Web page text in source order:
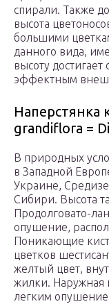
спирали. Также
высота
большими
данного вида,
высоту
эффектным
Наперстянка
grandiflora =
В природных
в Западной
Украине,
Сибири. Высота
Продолговато-
опушение,
Поникающие
цветков
желтый цвет,
жилки. Наружная
легким